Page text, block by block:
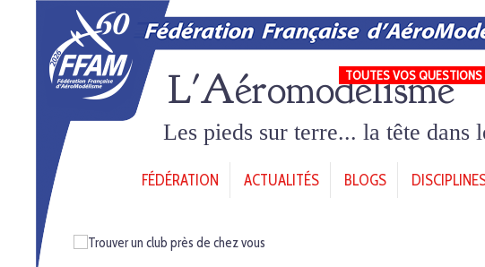
TOUTES VOS QUESTIONS
L'Aéromodélisme
Les pieds sur terre... la tête dans
FÉDÉRATION ACTUALITÉS BLOGS